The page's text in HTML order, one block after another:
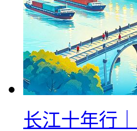
长江十年行